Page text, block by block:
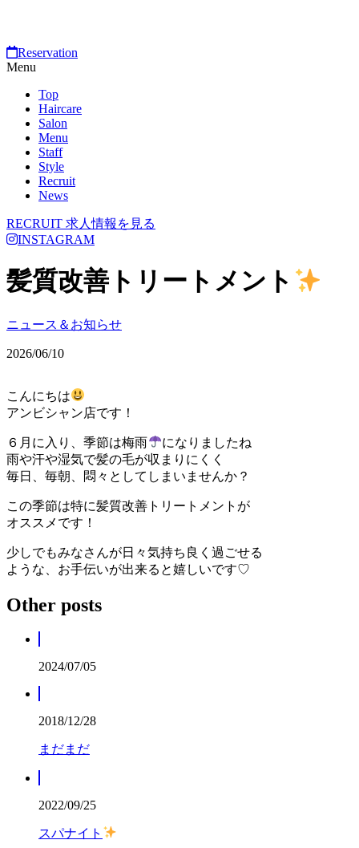
Reservation
Menu
Top
Haircare
Salon
Menu
Staff
Style
Recruit
News
RECRUIT 求人情報を見る
INSTAGRAM
髪質改善トリートメント
ニュース＆お知らせ
2026/06/10
こんにちは
アンビシャン店です！
６月に入り、季節は梅雨
になりましたね
雨や汗や湿気で髪の毛が収まりにくく
毎日、毎朝、悶々としてしまいませんか？
この季節は特に髪質改善トリートメントが
オススメです！
少しでもみなさんが日々気持ち良く過ごせる
ような、お手伝いが出来ると嬉しいです♡
Other posts
2024/07/05
2018/12/28
まだまだ
2022/09/25
スパナイト